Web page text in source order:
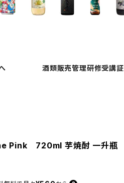
酒類販売管理研修受講証
Pink 720ml 芋焼酎 一升瓶